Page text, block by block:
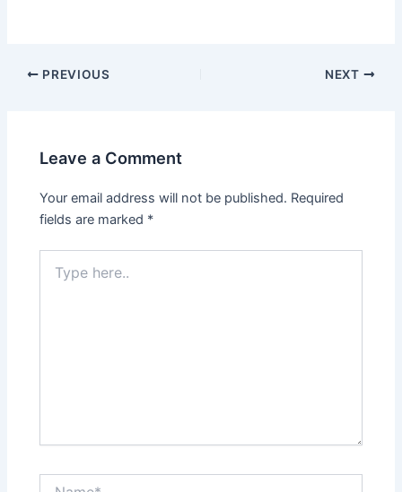
PREVIOUS NEXT
Leave a Comment
Your email address will not be published. Required
fields are marked *
here..